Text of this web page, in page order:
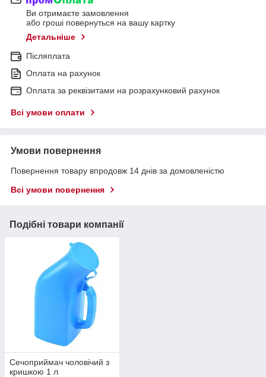
Ви отримаєте замовлення
або гроші повернуться на вашу картку
Детальніше
Післяплата
Оплата на рахунок
Оплата за реквізитами на розрахунковий рахунок
Всі умови оплати
Умови повернення
Повернення товару впродовж 14 днів за домовленістю
Всі умови повернення
Подібні товари компанії
Сечоприймач чоловічий з
кришкою 1 л